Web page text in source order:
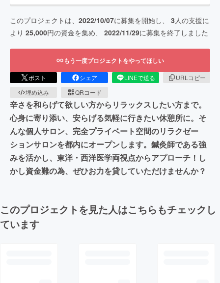
このプロジェクトは、 2022/10/07に募集を開始し、 3人の支援に
より 25,000円の資金を集め、 2022/11/29に募集を終了しました
もう一度プロジェクトをやってほしい
ポスト シェア LINEで送る
URLコピー
埋め込み
QRコード
辛さを和らげて欲しい方からリラックスしたい方まで。
心身に寄り添い、安らげる気軽に行きたい休憩所に。そ
んな個人サロン、完全プライベート空間のリラクゼー
ションサロンを都内にオープンします。鍼灸師である強
みを活かし、東洋・西洋医学両視点からアプローチ！し
かし資金難の為、ぜひお力を貸していただけませんか？
このプロジェクトを見た人はこちらもチェックし
ています